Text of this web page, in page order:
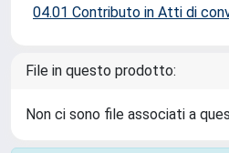
04.01 Contributo in Atti di
File in questo prodotto:
Non ci sono file associati a